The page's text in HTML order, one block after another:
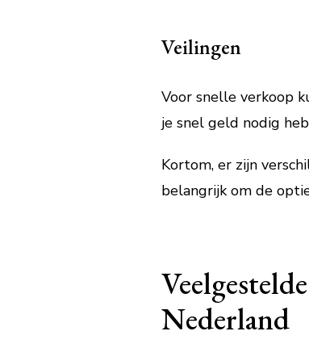
Veilingen
Voor snelle verkoop
je snel geld nodig
Kortom, er zijn
belangrijk om de
Nederland